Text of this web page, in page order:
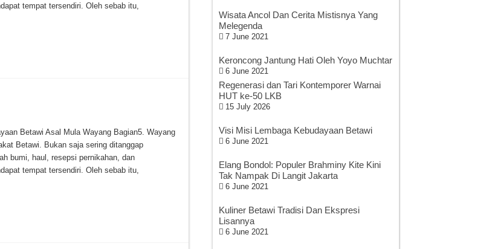
tempat tersendiri. Oleh sebab itu,
Betawi Asal Mula Wayang Bagian5. Wayang
Betawi. Bukan saja sering ditanggap
bumi, haul, resepsi pernikahan, dan
tempat tersendiri. Oleh sebab itu,
Wisata Ancol Dan Cerita Mistisnya Yang
Melegenda
7 June 2021
Keroncong Jantung Hati Oleh Yoyo Muchtar
6 June 2021
Regenerasi dan Tari Kontemporer Warnai
HUT ke-50 LKB
15 July 2026
Visi Misi Lembaga Kebudayaan Betawi
6 June 2021
Elang Bondol: Populer Brahminy Kite Kini
Tak Nampak Di Langit Jakarta
6 June 2021
Kuliner Betawi Tradisi Dan Ekspresi
Lisannya
6 June 2021